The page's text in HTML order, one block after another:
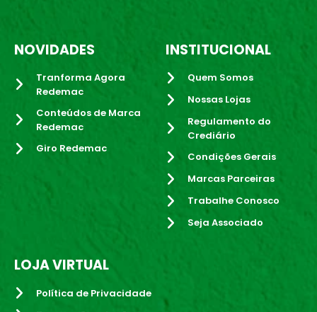
NOVIDADES
Tranforma Agora
Redemac
Conteúdos de Marca
Redemac
Giro Redemac
INSTITUCIONAL
Quem Somos
Nossas Lojas
Regulamento do
Crediário
Condições Gerais
Marcas Parceiras
Trabalhe Conosco
Seja Associado
LOJA VIRTUAL
Política de Privacidade